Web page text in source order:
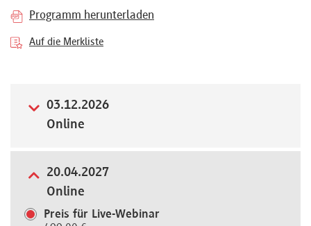
Kontakt
Programm herunterladen
Auf die Merkliste
03.12.2026
Online
20.04.2027
Online
Preis für Live-Webinar